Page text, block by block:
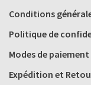
Conditions
Politique de
Modes de paiement
Expédition et